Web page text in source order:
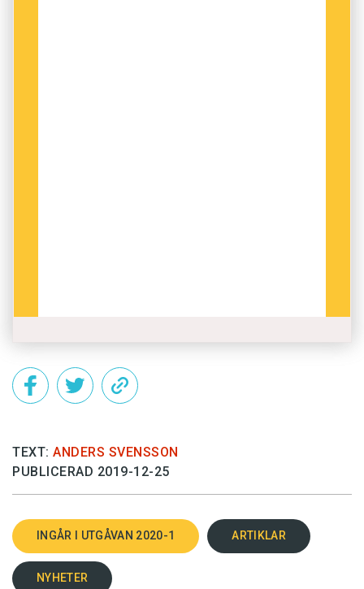
TEXT: ANDERS SVENSSON
PUBLICERAD 2019-12-25
INGÅR I UTGÅVAN 2020-1 ARTIKLAR
NYHETER